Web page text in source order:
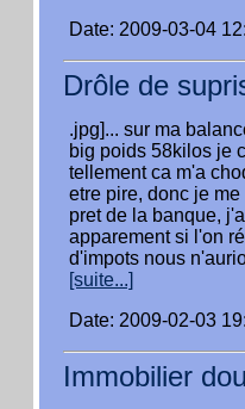
Date: 2009-03-04
Drôle de
.jpg]... sur ma
big poids 58kilos je
tellement ca m'a
etre pire, donc je
pret de la banque,
apparement si l'on
d'impots nous
[suite...]
Date: 2009-02-03
Immobilier